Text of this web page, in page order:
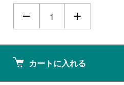
カートに入れる